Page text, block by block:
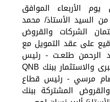
الأربعاء الموافق
كل من السيد الأستاذ/ محمد
الشركات والقروض
على عقد التمويل مع
الرحمن طلعـت - رئيس
قطـاع تمويل الشركات الكبرى والاستثمار ببنك QNB
مرسي - رئيس قطاع
المشتركة ببنك